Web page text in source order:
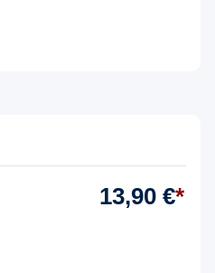
13,90 €*